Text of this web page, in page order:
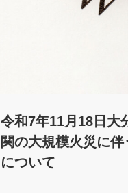
令和7年11月18日大
関の大規模火災に伴
について